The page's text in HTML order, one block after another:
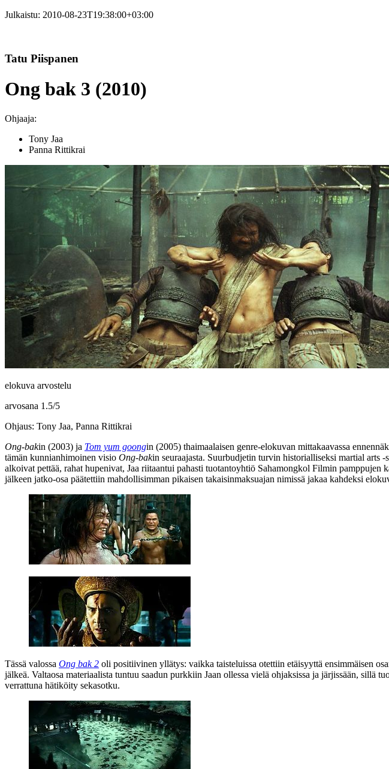
Julkaistu: 2010-08-23T19:38:00+03:00
Tatu Piispanen
Ong bak 3 (2010)
Ohjaaja:
Tony Jaa
Panna Rittikrai
elokuva arvostelu
arvosana 1.5/5
Ohjaus: Tony Jaa, Panna Rittikrai
Ong‑bakin (2003) ja Tom yum goongin (2005) thaimaalaisen genre-elokuvan mittakaavassa
tämän kunnianhimoinen visio Ong‑bakin seuraajasta. Suurbudjetin turvin historialliseksi martial arts
alkoivat pettää, rahat hupenivat, Jaa riitaantui pahasti tuotantoyhtiö Sahamongkol Filmin
jälkeen jatko‑osa päätettiin mahdollisimman pikaisen takaisinmaksuajan nimissä jakaa kahdeksi
Tässä valossa Ong bak 2 oli positiivinen yllätys: vaikka taisteluissa otettiin etäisyyttä ensimmäisen
jälkeä. Valtaosa materiaalista tuntuu saadun purkkiin Jaan ollessa vielä ohjaksissa ja järjissään, sillä
verrattuna hätiköity sekasotku.